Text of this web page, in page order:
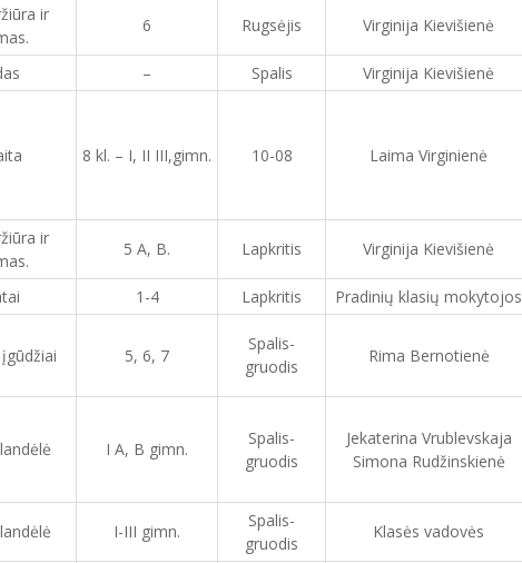
ir
6 Rugsėjis Virginija Kievišienė
– Spalis
Virginija Kievišienė
8 kl. – I, II III,gimn. 10-08 Laima Virginienė
ir
5 A, B. Lapkritis Virginija Kievišienė
1-4 Lapkritis
Pradinių klasių mokytojos
5, 6, 7
Spalis-
gruodis
Rima Bernotienė
I A, B gimn.
Spalis-
gruodis
Jekaterina Vrublevskaja
Simona Rudžinskienė
I-III gimn.
Spalis-
gruodis
Klasės vadovės